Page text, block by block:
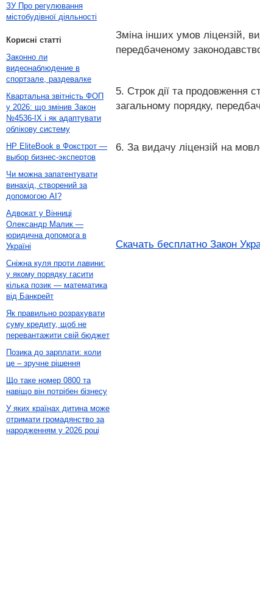
Зміна інших умов ліцензій,
передбаченому
5. Строк дії та продовження
загальному порядку,
6. За видачу ліцензій на
Скачать бесплатно Закон
ЗУ Про регулювання
містобудівної діяльності
Корисні статті
Законно ли
видеонаблюдение в
спортзале, раздевалке
Квартальна звітність ФОП
у 2026: що змінив Закон
№4536-IX і як адаптувати
облікову систему
HP EliteBook в Фокстрот —
выбор бизнес-экспертов
Чи можна запатентувати
винахід, створений за
допомогою AI?
Адвокат у Вінниці
Олександр Малик —
юридична допомога в
Україні
Сніжна куля проти лавини:
у якому порядку гасити
кілька позик — математика
від Банкрейт
Як правильно розрахувати
суму кредиту, щоб не
перевантажити свій бюджет
Позика до зарплати: коли
це – зручне рішення
Що таке номер 0800 та
навіщо він потрібен бізнесу
У яких країнах дитина може
отримати громадянство за
народженням у 2026 році